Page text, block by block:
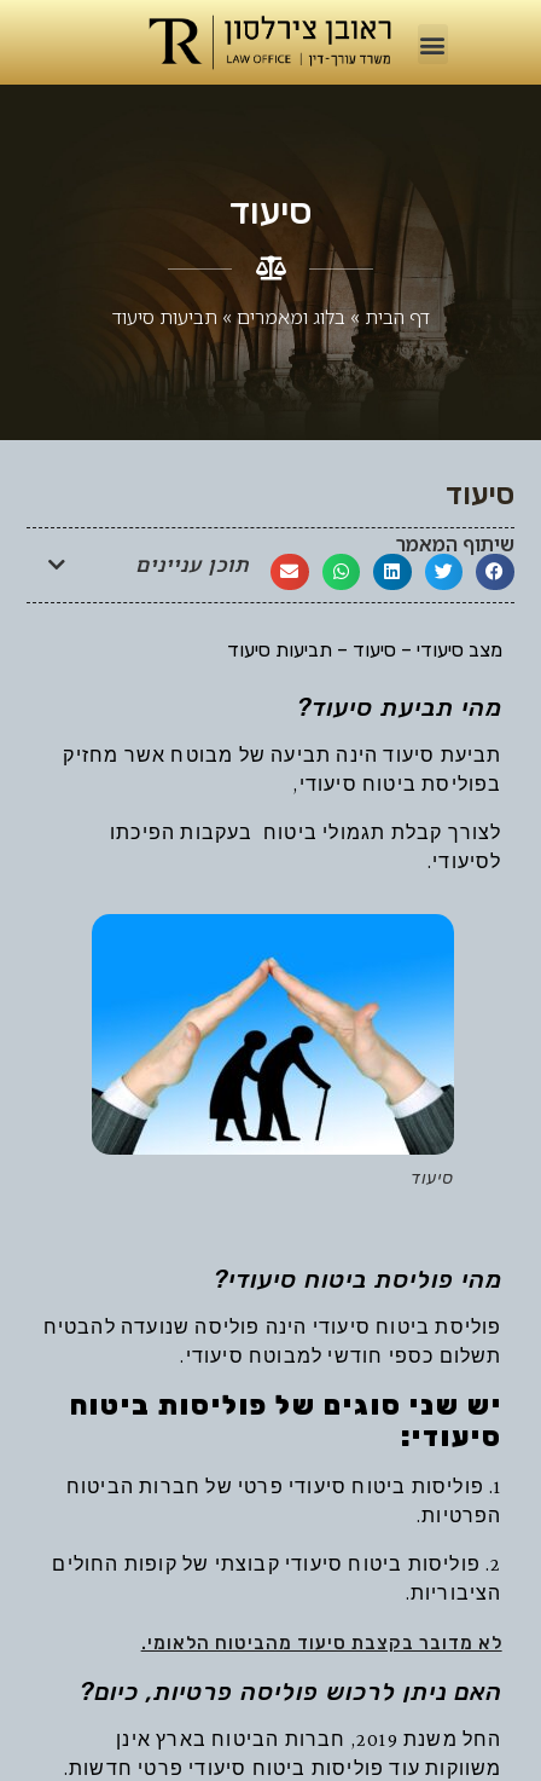
סיעוד
דף הבית » בלוג ומאמרים​ » תביעות סיעוד
סיעוד
שיתוף המאמר
תוכן עניינים
מצב סיעודי – סיעוד – תביעות סיעוד
מהי תביעת סיעוד?
תביעת סיעוד הינה תביעה של מבוטח אשר מחזיק
בפוליסת ביטוח סיעודי,
לצורך קבלת תגמולי ביטוח בעקבות הפיכתו
לסיעודי.
סיעוד
מהי פוליסת ביטוח סיעודי?
פוליסת ביטוח סיעודי הינה פוליסה שנועדה להבטיח
תשלום כספי חודשי למבוטח סיעודי.
יש שני סוגים של פוליסות ביטוח
סיעודי:
1. פוליסות ביטוח סיעודי פרטי של חברות הביטוח
הפרטיות.
2. פוליסות ביטוח סיעודי קבוצתי של קופות החולים
הציבוריות.
לא מדובר בקצבת סיעוד מהביטוח הלאומי.
האם ניתן לרכוש פוליסה פרטיות, כיום?
החל משנת 2019, חברות הביטוח בארץ אינן
משווקות עוד פוליסות ביטוח סיעודי פרטי חדשות.